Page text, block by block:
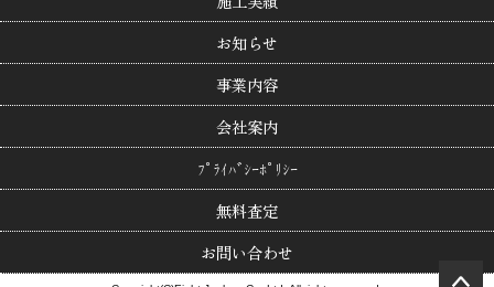
お知らせ
事業内容
会社案内
ﾌﾟﾗｲﾊﾞｼｰﾎﾟﾘｼｰ
無料査定
お問い合わせ